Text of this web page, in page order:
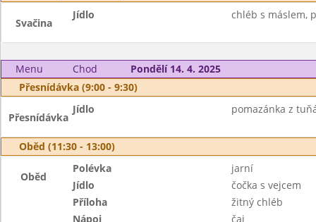
Svačina
Jídlo chléb s máslem,
Menu Chod
Pondělí 14. 4. 2025
Přesnídávka (9:00 - 9:30)
Přesnídávka
Jídlo pomazánka z
Oběd (11:30 - 13:00)
Oběd
Polévka
jarní
Jídlo
čočka s vejcem
Příloha
žitný chléb
Nápoj
čaj